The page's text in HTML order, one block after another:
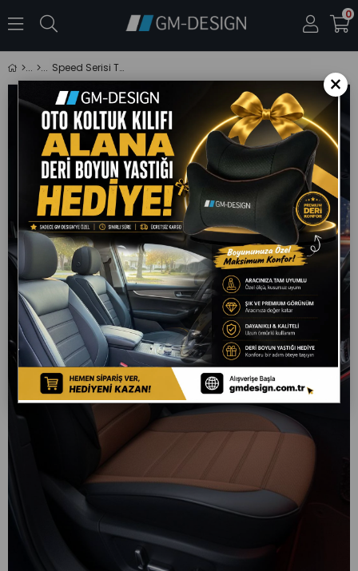
0
Speed Serisi Taba Pike Kumaş Üniversal Oto Koltuk Kılıfı - 5 Koltuk Tam Set
×